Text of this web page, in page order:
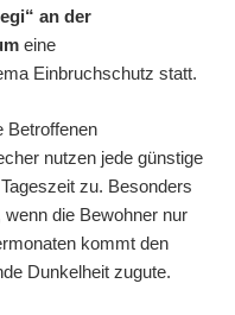
an der
eine
Einbruchschutz statt.
Betroffenen
nutzen jede günstige
zu. Besonders
die Bewohner nur
kommt den
Dunkelheit zugute.